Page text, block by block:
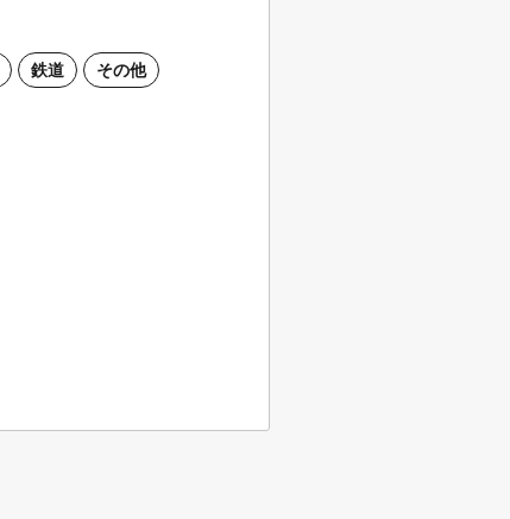
鉄道 その他